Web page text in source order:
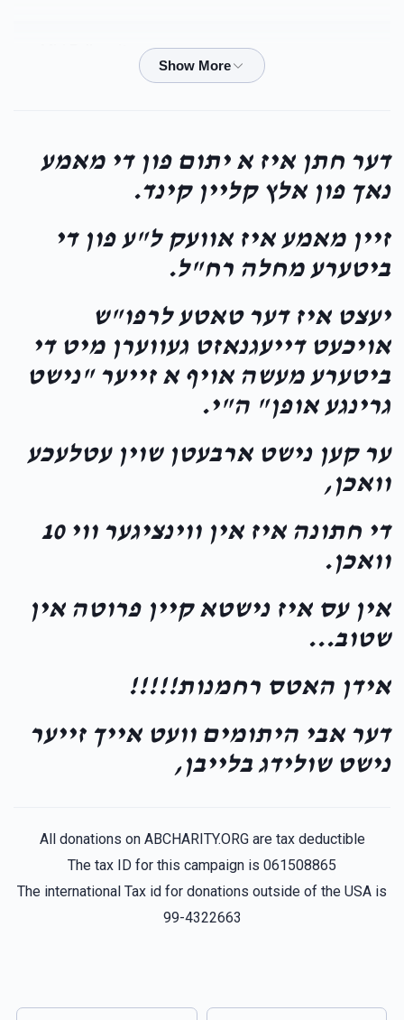
Chaya Sury Miller
11 months ago $100.00
שותף עם אבי היתומים
AnonymousChaya Sury Miller
$120.00
11 months ago $40.00
11 months ago $50.00
דער חתן איז א יתום פון די מאמע
נאך פון אלץ קליין קינד.
זיין מאמע איז אוועק ל"ע פון די
ביטערע מחלה רח"ל.
יעצט איז דער טאטע לרפו"ש
אויכעט דייעגנאזט געווערן מיט די
ביטערע מעשה אויף א זייער "נישט
גרינגע אופן" ה"י.
ער קען נישט ארבעטן שוין עטלעכע
וואכן,
די חתונה איז אין ווינציגער ווי 10
וואכן.
אין עס איז נישטא קיין פרוטה אין
שטוב...
אידן האטס רחמנות!!!!!
דער אבי היתומים וועט אייך זייער
נישט שולידג בלייבן,
All donations on ABCHARITY.ORG are tax deductible
The tax ID for this campaign is 061508865
The international Tax id for donations outside of the USA is
99-4322663